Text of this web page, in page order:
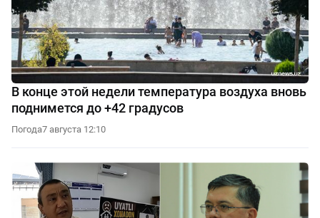
В конце этой недели температура воздуха вновь
поднимется до +42 градусов
Погода7 августа 12:10